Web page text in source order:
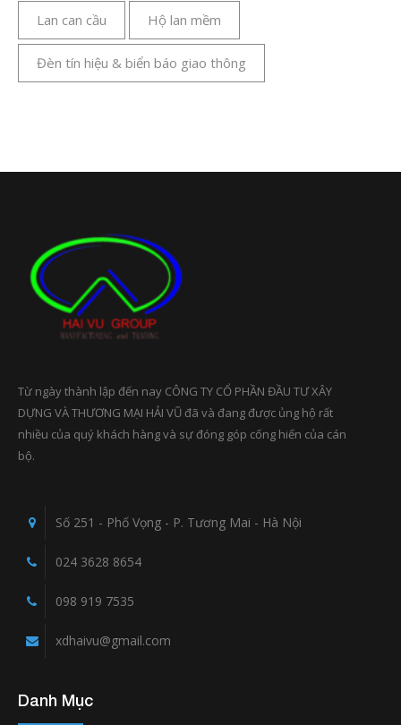
Lan can cầu Hộ lan mềm
Đèn tín hiệu & biển báo giao thông
Từ ngày thành lập đến nay CÔNG TY CỔ PHẦN ĐẦU TƯ XÂY
DỰNG VÀ THƯƠNG MẠI HẢI VŨ đã và đang được ủng hộ rất
nhiều của quý khách hàng và sự đóng góp cống hiến của cán
bộ.
Số 251 - Phố Vọng - P. Tương Mai - Hà Nội
024 3628 8654
098 919 7535
xdhaivu@gmail.com
Danh Mục